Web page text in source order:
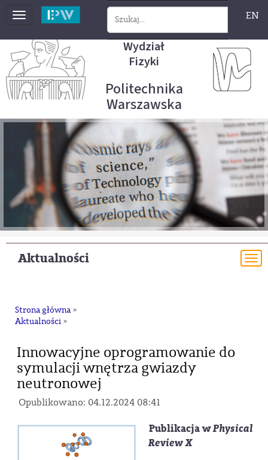
Toggle
EN
Wydział
Fizyki
Politechnika
Warszawska
Aktualności
Strona główna »
Aktualności »
Innowacyjne oprogramowanie do
symulacji wnętrza gwiazdy
neutronowej
Opublikowano: 04.12.2024 08:41
Publikacja wPhysical
Review X